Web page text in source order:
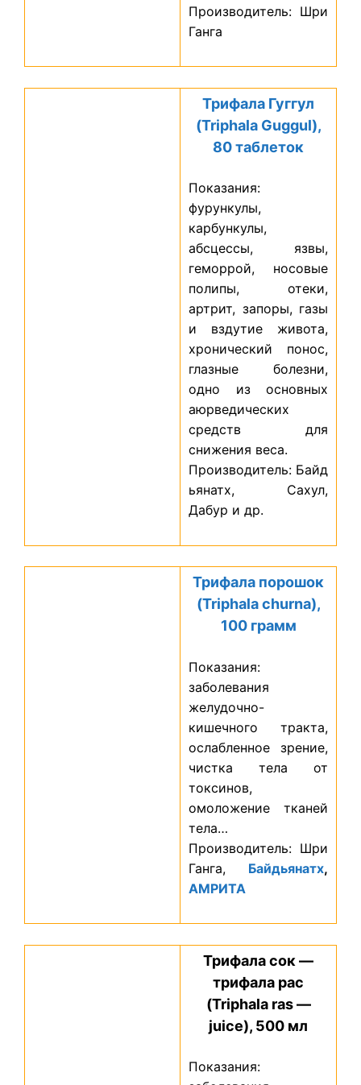
Производитель: Шри
Ганга
Трифала Гуггул
(Triphala Guggul),
80 таблеток
Показания:
фурункулы,
карбункулы,
абсцессы, язвы,
геморрой, носовые
полипы, отеки,
артрит, запоры, газы
и вздутие живота,
хронический понос,
глазные болезни,
одно из основных
аюрведических
средств для
снижения веса.
Производитель: Байд
ьянатх, Сахул,
Дабур и др.
Трифала порошок
(Triphala churna),
100 грамм
Показания:
заболевания
желудочно-
кишечного тракта,
ослабленное зрение,
чистка тела от
токсинов,
омоложение тканей
тела…
Производитель: Шри
Ганга, Байдьянатх,
АМРИТА
Трифала сок —
трифала рас
(Triphala ras —
juice), 500 мл
Показания: